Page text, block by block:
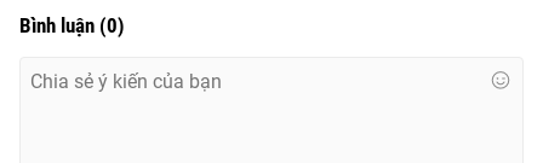
Bình luận (0)